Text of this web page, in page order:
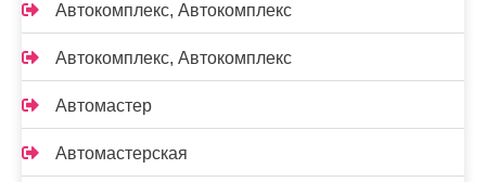
Автокомплекс, Автокомплекс
Автокомплекс, Автокомплекс
Автомастер
Автомастерская